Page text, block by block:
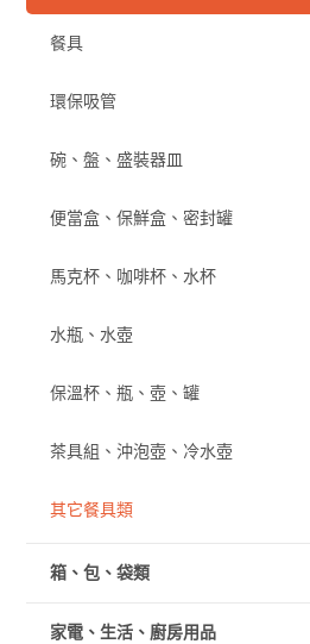
餐具
環保吸管
碗、盤、盛裝器皿
便當盒、保鮮盒、密封罐
馬克杯、咖啡杯、水杯
水瓶、水壺
保溫杯、瓶、壺、罐
茶具組、沖泡壺、冷水壺
其它餐具類
箱、包、袋類
家電、生活、廚房用品